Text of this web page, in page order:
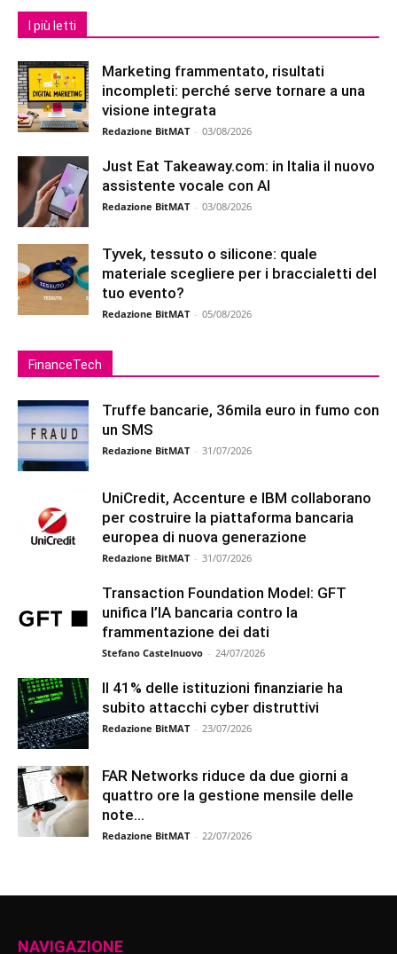
I più letti
Marketing frammentato, risultati
incompleti: perché serve tornare a una
visione integrata
Redazione BitMAT - 03/08/2026
Just Eat Takeaway.com: in Italia il nuovo
assistente vocale con AI
Redazione BitMAT - 03/08/2026
Tyvek, tessuto o silicone: quale
materiale scegliere per i braccialetti del
tuo evento?
Redazione BitMAT - 05/08/2026
FinanceTech
Truffe bancarie, 36mila euro in fumo con
un SMS
Redazione BitMAT - 31/07/2026
UniCredit, Accenture e IBM collaborano
per costruire la piattaforma bancaria
europea di nuova generazione
Redazione BitMAT - 31/07/2026
Transaction Foundation Model: GFT
unifica l’IA bancaria contro la
frammentazione dei dati
Stefano Castelnuovo - 24/07/2026
Il 41% delle istituzioni finanziarie ha
subito attacchi cyber distruttivi
Redazione BitMAT - 23/07/2026
FAR Networks riduce da due giorni a
quattro ore la gestione mensile delle
note...
Redazione BitMAT - 22/07/2026
NAVIGAZIONE